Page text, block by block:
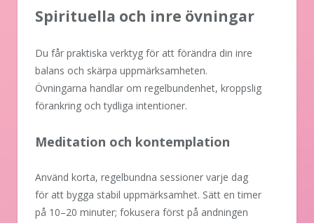
Spirituella och inre övningar
Du får praktiska verktyg för att förändra din inre
balans och skärpa uppmärksamheten.
Övningarna handlar om regelbundenhet, kroppslig
förankring och tydliga intentioner.
Meditation och kontemplation
Använd korta, regelbundna sessioner varje dag
för att bygga stabil uppmärksamhet. Sätt en timer
på 10–20 minuter; fokusera först på andningen